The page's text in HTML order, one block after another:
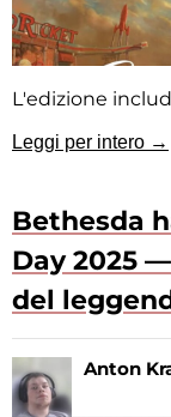
L'edizione
Leggi per intero →
Bethesda
Day 2025
del
Anton